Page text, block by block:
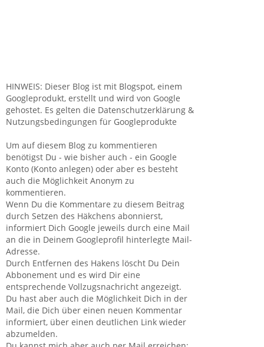
HINWEIS: Dieser Blog ist mit Blogspot, einem
Googleprodukt, erstellt und wird von Google
gehostet. Es gelten die Datenschutzerklärung &
Nutzungsbedingungen für Googleprodukte
Um auf diesem Blog zu kommentieren
benötigst Du - wie bisher auch - ein Google
Konto (Konto anlegen) oder aber es besteht
auch die Möglichkeit Anonym zu
kommentieren.
Wenn Du die Kommentare zu diesem Beitrag
durch Setzen des Häkchens abonnierst,
informiert Dich Google jeweils durch eine Mail
an die in Deinem Googleprofil hinterlegte Mail-
Adresse.
Durch Entfernen des Hakens löscht Du Dein
Abbonement und es wird Dir eine
entsprechende Vollzugsnachricht angezeigt.
Du hast aber auch die Möglichkeit Dich in der
Mail, die Dich über einen neuen Kommentar
informiert, über einen deutlichen Link wieder
abzumelden.